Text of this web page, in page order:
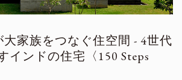
家族をつなぐ住空間 - 4世代
インドの住宅〈150 Steps